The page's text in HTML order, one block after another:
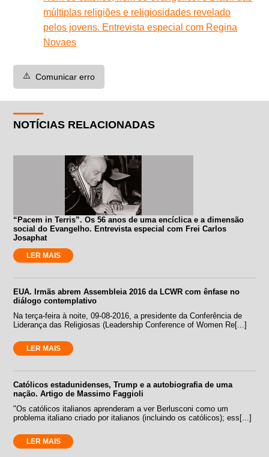
múltiplas religiões e religiosidades revelado
pelos jovens. Entrevista especial com Regina
Novaes
⚠️ Comunicar erro
NOTÍCIAS RELACIONADAS
“Pacem in Terris”. Os 56 anos de uma encíclica e a dimensão
social do Evangelho. Entrevista especial com Frei Carlos
Josaphat
LER MAIS
EUA. Irmãs abrem Assembleia 2016 da LCWR com ênfase no
diálogo contemplativo
Na terça-feira à noite, 09-08-2016, a presidente da Conferência de
Liderança das Religiosas (Leadership Conference of Women Re[...]
LER MAIS
Católicos estadunidenses, Trump e a autobiografia de uma
nação. Artigo de Massimo Faggioli
"Os católicos italianos aprenderam a ver Berlusconi como um
problema italiano criado por italianos (incluindo os católicos); ess[...]
LER MAIS